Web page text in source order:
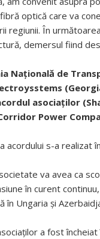
optică care va
regiunii. În
demersul fiind
Națională de
asociaților
Power
acordului s-a realizat
va avea ca
în curent
în Ungaria și
a fost